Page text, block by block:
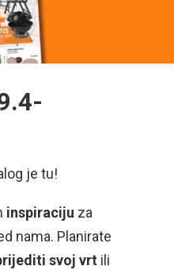
je tu!
inspiraciju za
nama. Planirate
svoj vrt ili